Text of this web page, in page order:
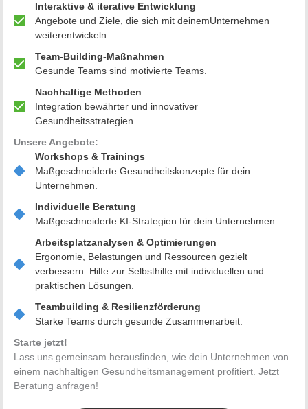
Interaktive & iterative Entwicklung
Angebote und Ziele, die sich mit deinemUnternehmen
weiterentwickeln.
Team-Building-Maßnahmen
Gesunde Teams sind motivierte Teams.
Nachhaltige Methoden
Integration bewährter und innovativer
Gesundheitsstrategien.
Unsere Angebote:
Workshops & Trainings
Maßgeschneiderte Gesundheitskonzepte für dein
Unternehmen.
Individuelle Beratung
Maßgeschneiderte KI-Strategien für dein Unternehmen.
Arbeitsplatzanalysen & Optimierungen
Ergonomie, Belastungen und Ressourcen gezielt
verbessern. Hilfe zur Selbsthilfe mit individuellen und
praktischen Lösungen.
Teambuilding & Resilienzförderung
Starke Teams durch gesunde Zusammenarbeit.
Starte jetzt!
Lass uns gemeinsam herausfinden, wie dein Unternehmen von
einem nachhaltigen Gesundheitsmanagement profitiert. Jetzt
Beratung anfragen!